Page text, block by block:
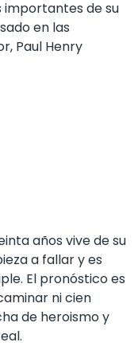
importantes de su
en las
Paul Henry
años vive de su
a fallar y es
El pronóstico es
ni cien
de heroismo y